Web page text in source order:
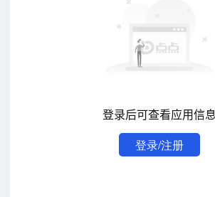
登录后可查看应用信息
登录/注册